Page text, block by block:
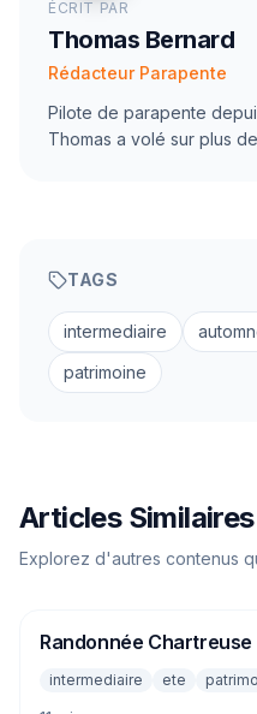
ÉCRIT PAR
Thomas Bernard
Rédacteur Parapente
Pilote de parapente
Thomas a volé sur plus
TAGS
intermediaire
patrimoine
Articles Similaires
Explorez d'autres contenus
RANDONNEE
Randonnée
intermediaire ete